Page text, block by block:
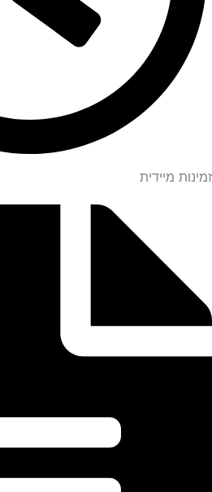
זמינות מיידית